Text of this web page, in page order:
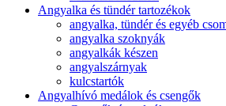
Angyalka és tündér tartozékok
angyalka, tündér és egyéb
angyalka szoknyák
angyalkák készen
angyalszárnyak
kulcstartók
Angyalhívó medálok és csengők